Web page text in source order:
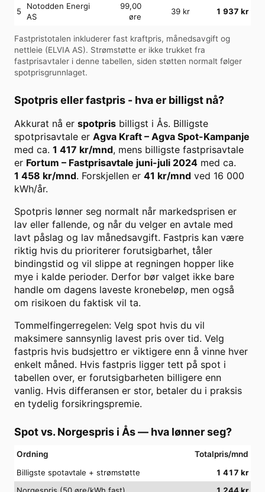
5
Notodden Energi
AS
99,00
øre
39 kr 1 937 kr
Fastpristotalen inkluderer fast kraftpris, månedsavgift og
nettleie (ELVIA AS). Strømstøtte er ikke trukket fra
fastprisavtaler i denne tabellen, siden støtten normalt følger
spotprisgrunnlaget.
Spotpris eller fastpris - hva er billigst nå?
Akkurat nå er spotpris billigst i Ås. Billigste
spotprisavtale er Agva Kraft – Agva Spot-Kampanje
med ca. 1 417 kr/mnd, mens billigste fastprisavtale
er Fortum – Fastprisavtale juni-juli 2024 med ca.
1 458 kr/mnd. Forskjellen er 41 kr/mnd ved 16 000
kWh/år.
Spotpris lønner seg normalt når markedsprisen er
lav eller fallende, og når du velger en avtale med
lavt påslag og lav månedsavgift. Fastpris kan være
riktig hvis du prioriterer forutsigbarhet, tåler
bindingstid og vil slippe at regningen hopper like
mye i kalde perioder. Derfor bør valget ikke bare
handle om dagens laveste kronebeløp, men også
om risikoen du faktisk vil ta.
Tommelfingerregelen: Velg spot hvis du vil
maksimere sannsynlig lavest pris over tid. Velg
fastpris hvis budsjettro er viktigere enn å vinne hver
enkelt måned. Hvis fastpris ligger tett på spot i
tabellen over, er forutsigbarheten billigere enn
vanlig. Hvis differansen er stor, betaler du i praksis
en tydelig forsikringspremie.
Spot vs. Norgespris i Ås— hva lønner seg?
Ordning
Totalpris/mnd
Billigste spotavtale + strømstøtte
1 417 kr